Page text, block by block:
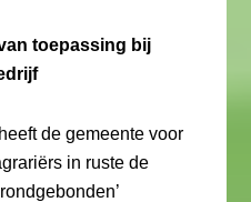
toepassing bij
de gemeente voor
in ruste de